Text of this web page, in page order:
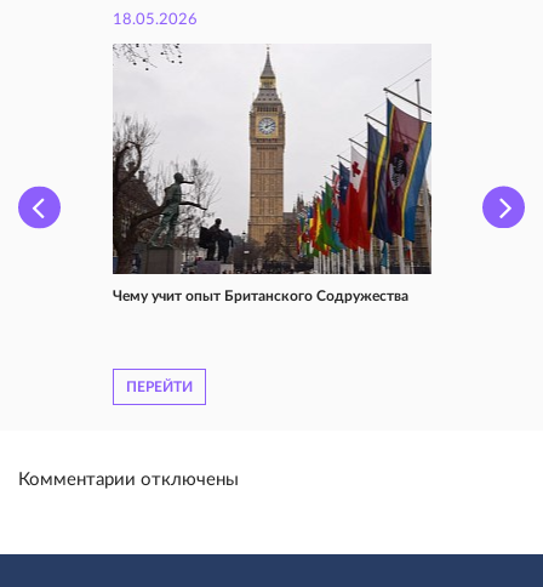
18.05.2026
Чему учит опыт Британского Содружества
ПЕРЕЙТИ
Комментарии отключены